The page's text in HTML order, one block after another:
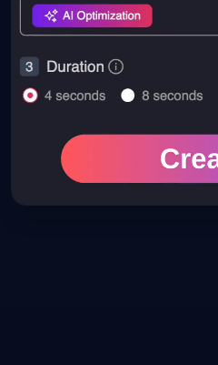
더 빠른 속도